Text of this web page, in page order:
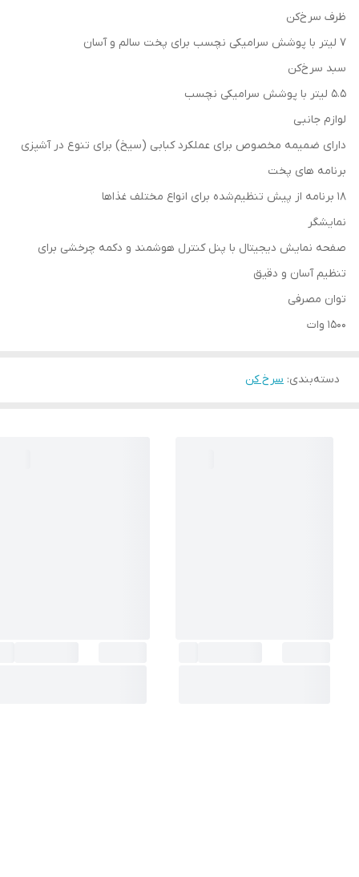
ظرف سرخ‌کن
7 لیتر با پوشش سرامیکی نچسب برای پخت سالم و آسان
سبد سرخ‌کن
5.5 لیتر با پوشش سرامیکی نچسب
لوازم جانبی
دارای ضمیمه مخصوص برای عملکرد کبابی (سیخ) برای تنوع در آشپزی
برنامه های پخت
18 برنامه از پیش تنظیم‌شده برای انواع مختلف غذاها
نمایشگر
صفحه نمایش دیجیتال با پنل کنترل هوشمند و دکمه چرخشی برای
تنظیم آسان و دقیق
توان مصرفی
1500 وات
دسته‌بندی: سرخ کن